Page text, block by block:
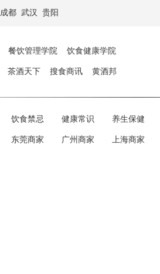
成都 武汉 贵阳
餐饮管理学院 饮食健康学院
茶酒天下 搜食商讯 黄酒邦
饮食禁忌 健康常识 养生保健
东莞商家 广州商家 上海商家